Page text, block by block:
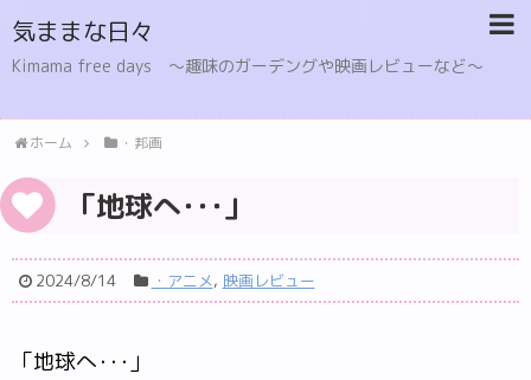
気ままな日々
Kimama free days 〜趣味のガーデングや映画レビューなど〜
ホーム ・邦画
「地球へ･･･」
2024/8/14 ・アニメ, 映画レビュー
「地球へ･･･」